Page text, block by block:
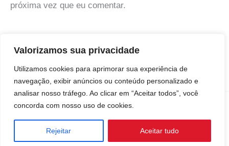
Valorizamos sua privacidade
Utilizamos cookies para aprimorar sua experiência de
navegação, exibir anúncios ou conteúdo personalizado e
analisar nosso tráfego. Ao clicar em “Aceitar todos”, você
concorda com nosso uso de cookies.
Rejeitar Aceitar tudo
próxima vez que eu comentar.
Copyright © 2008 - 2026 by X-Fest MMA